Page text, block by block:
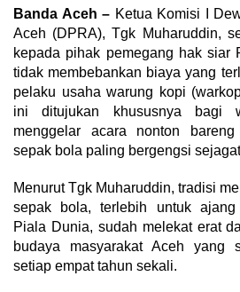
Banda Aceh – Ketua Komisi I
Aceh (DPRA), Tgk Muharuddin,
kepada pihak pemegang hak siar
tidak membebankan biaya yang
pelaku usaha warung kopi
ini ditujukan khususnya bagi
menggelar acara nonton bareng
sepak bola paling bergengsi
Menurut Tgk Muharuddin, tradisi
sepak bola, terlebih untuk ajang
Piala Dunia, sudah melekat erat
budaya masyarakat Aceh yang
setiap empat tahun sekali.